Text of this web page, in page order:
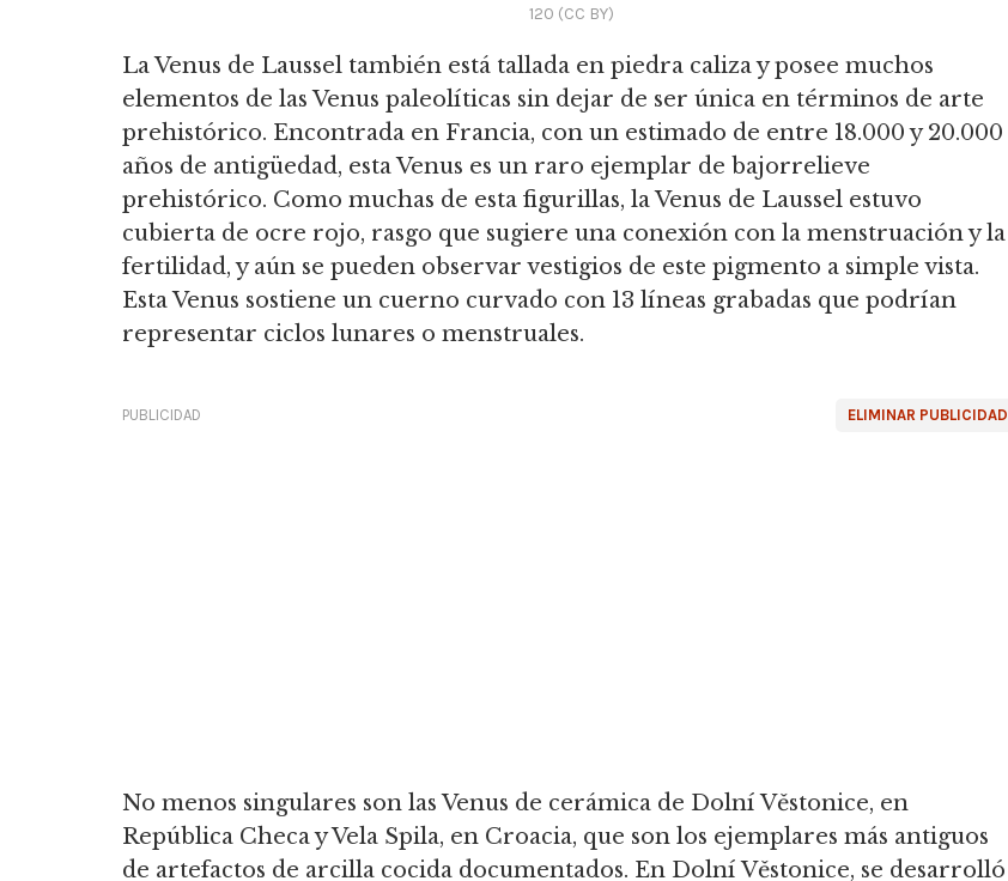
120 (CC BY)
La Venus de Laussel también está tallada en piedra caliza y posee muchos
elementos de las Venus paleolíticas sin dejar de ser única en términos de arte
prehistórico. Encontrada en Francia, con un estimado de entre 18.000 y 20.000
años de antigüedad, esta Venus es un raro ejemplar de bajorrelieve
prehistórico. Como muchas de esta figurillas, la Venus de Laussel estuvo
cubierta de ocre rojo, rasgo que sugiere una conexión con la menstruación y la
fertilidad, y aún se pueden observar vestigios de este pigmento a simple vista.
Esta Venus sostiene un cuerno curvado con 13 líneas grabadas que podrían
representar ciclos lunares o menstruales.
ELIMINAR PUBLICIDAD
PUBLICIDAD
No menos singulares son las Venus de cerámica de Dolní Věstonice, en
República Checa y Vela Spila, en Croacia, que son los ejemplares más antiguos
de artefactos de arcilla cocida documentados. En Dolní Věstonice, se desarrolló